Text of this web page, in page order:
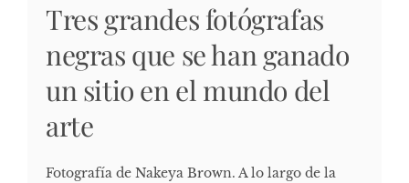
Tres grandes fotógrafas
negras que se han ganado
un sitio en el mundo del
arte
Fotografía de Nakeya Brown. A lo largo de la